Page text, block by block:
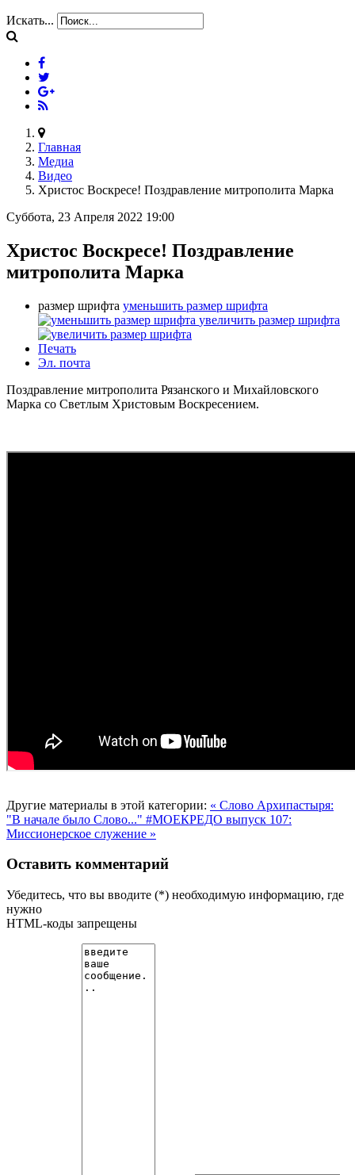
Искать...
Главная
Медиа
Видео
Христос Воскресе! Поздравление митрополита Марка
Суббота, 23 Апреля 2022 19:00
Христос Воскресе! Поздравление
митрополита Марка
размер шрифта уменьшить размер шрифта
увеличить размер шрифта
Печать
Эл. почта
Поздравление митрополита Рязанского и Михайловского
Марка со Светлым Христовым Воскресением.
Другие материалы в этой категории: « Слово Архипастыря:
"В начале было Слово..." #МОЕКРЕДО выпуск 107:
Миссионерское служение »
Оставить комментарий
Убедитесь, что вы вводите (*) необходимую информацию, где
нужно
HTML-коды запрещены